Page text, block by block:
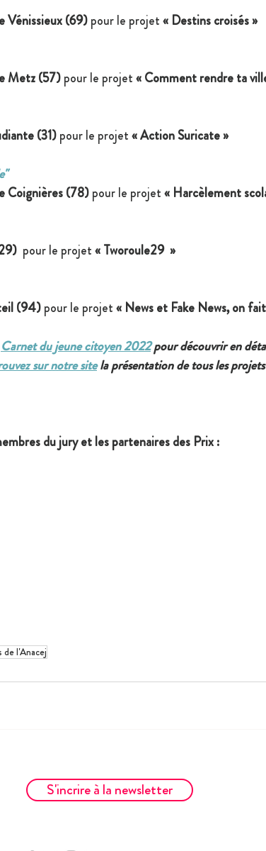
Vénissieux (69)pour le projet « Destins croisés »
Metz (57)pour le projet « Comment rendre ta
(31) pour le projet « Action Suricate »
Coignières (78) pour le projet « Harcèlement
pour le projet « Tworoule29  »
(94) pour le projet « News et Fake News, on
Carnet du jeune citoyen 2022 pour découvrir en
sur notre site la présentation de tous les
du jury et les partenaires des Prix :
l'Anacej
S'incrire à la newsletter